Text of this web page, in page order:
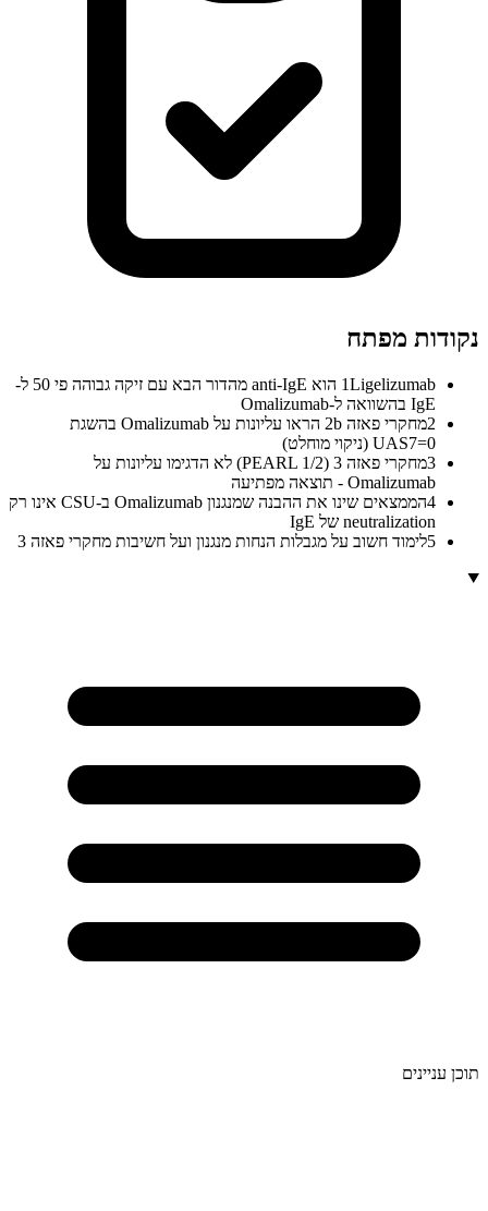
נקודות מפתח
1
Ligelizumab הוא anti-IgE מהדור הבא עם זיקה גבוהה פי 50 ל-
IgE בהשוואה ל-Omalizumab
2
מחקרי פאזה 2b הראו עליונות על Omalizumab בהשגת
UAS7=0 (ניקוי מוחלט)
3
מחקרי פאזה 3 (PEARL 1/2) לא הדגימו עליונות על
Omalizumab - תוצאה מפתיעה
4
הממצאים שינו את ההבנה שמנגנון Omalizumab ב-CSU אינו רק
neutralization של IgE
5לימוד חשוב על מגבלות הנחות מנגנון ועל חשיבות מחקרי פאזה 3
תוכן עניינים